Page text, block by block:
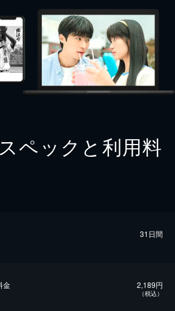
ペックと利用料
31日間
金 2,189円
（税込）